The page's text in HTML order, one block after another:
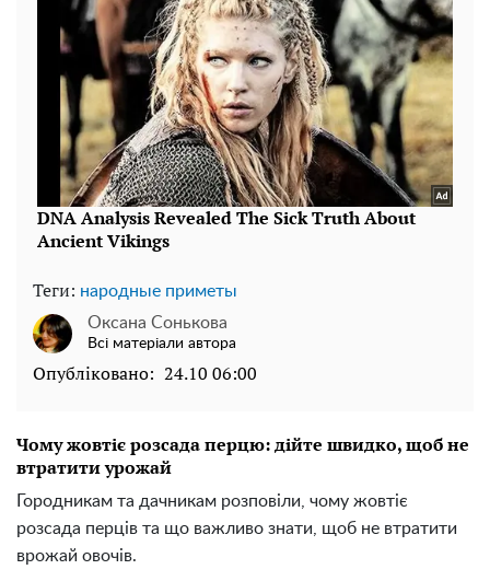
Теги: народные приметы
Оксана Сонькова
Всі матеріали автора
Опубліковано: 24.10 06:00
Чому жовтіє розсада перцю: дійте швидко, щоб не
втратити урожай
Городникам та дачникам розповіли, чому жовтіє
розсада перців та що важливо знати, щоб не втратити
врожай овочів.